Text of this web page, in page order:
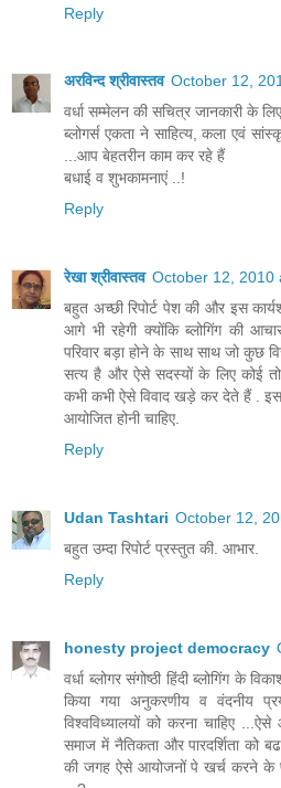
Reply
अरविन्द श्रीवास्तव October 12,
वर्धा सम्मेलन की सचित्र जानकारी के
ब्लोगर्स एकता ने साहित्य, कला एवं
...आप बेहतरीन काम कर रहे हैं
बधाई व शुभकामनाएं ..!
Reply
रेखा श्रीवास्तव October 12, 2010
बहुत अच्छी रिपोर्ट पेश की और इस
आगे भी रहेगी क्योंकि ब्लोगिंग की
परिवार बड़ा होने के साथ साथ जो कुछ
सत्य है और ऐसे सदस्यों के लिए कोई
कभी कभी ऐसे विवाद खड़े कर देते हैं . इस
आयोजित होनी चाहिए.
Reply
Udan Tashtari October 12,
बहुत उम्दा रिपोर्ट प्रस्तुत की. आभार.
Reply
honesty project democracy
वर्धा ब्लोगर संगोष्ठी हिंदी ब्लोगिंग के
किया गया अनुकरणीय व वंदनीय
विश्वविध्यालयों को करना चाहिए
समाज में नैतिकता और पारदर्शिता को
की जगह ऐसे आयोजनों पे खर्च करने के